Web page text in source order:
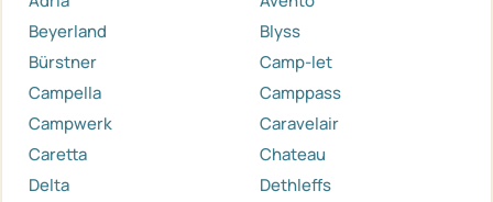
Beyerland
Blyss
Bürstner
Camp-let
Campella
Camppass
Campwerk
Caravelair
Caretta
Chateau
Delta
Dethleffs